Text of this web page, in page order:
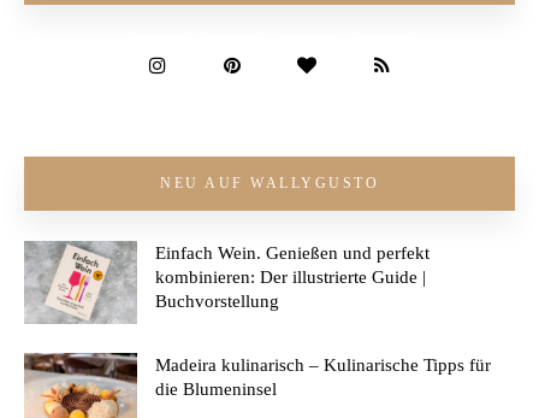
NEU AUF WALLYGUSTO
Einfach Wein. Genießen und perfekt
kombinieren: Der illustrierte Guide |
Buchvorstellung
Madeira kulinarisch – Kulinarische Tipps für
die Blumeninsel